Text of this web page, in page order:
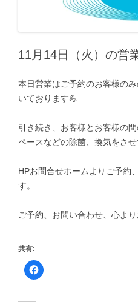
11月14日（火）の営
本日営業はご予約のお客様の
いております💪
引き続き、お客様とお客様の
ペースなどの除菌、換気をさせ
HPお問合せホームよりご予約
す。
ご予約、お問い合わせ、心より
共有:
F
a